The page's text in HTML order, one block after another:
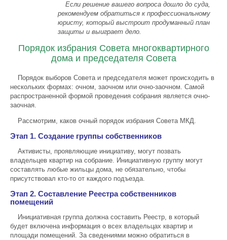
Если решение вашего вопроса дошло до суда,
рекомендуем обратиться к профессиональному
юристу, который выстроит продуманный план
защиты и выиграет дело.
Порядок избрания Совета многоквартирного
дома и председателя Совета
Порядок выборов Совета и председателя может происходить в
нескольких формах: очном, заочном или очно-заочном. Самой
распространенной формой проведения собрания является очно-
заочная.
Рассмотрим, каков очный порядок избрания Совета МКД.
Этап 1. Создание группы собственников
Активисты, проявляющие инициативу, могут позвать
владельцев квартир на собрание. Инициативную группу могут
составлять любые жильцы дома, не обязательно, чтобы
присутствовал кто-то от каждого подъезда.
Этап 2. Составление Реестра собственников
помещений
Инициативная группа должна составить Реестр, в который
будет включена информация о всех владельцах квартир и
площади помещений. За сведениями можно обратиться в